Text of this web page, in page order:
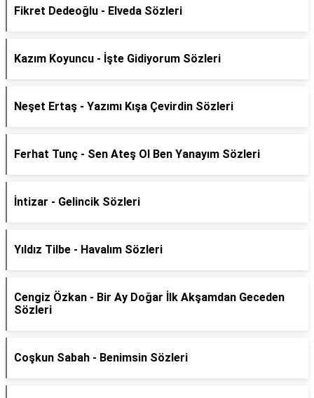
Fikret Dedeoğlu - Elveda Sözleri
Kazım Koyuncu - İşte Gidiyorum Sözleri
Neşet Ertaş - Yazımı Kışa Çevirdin Sözleri
Ferhat Tunç - Sen Ateş Ol Ben Yanayım Sözleri
İntizar - Gelincik Sözleri
Yıldız Tilbe - Havalım Sözleri
Cengiz Özkan - Bir Ay Doğar İlk Akşamdan Geceden
Sözleri
Coşkun Sabah - Benimsin Sözleri